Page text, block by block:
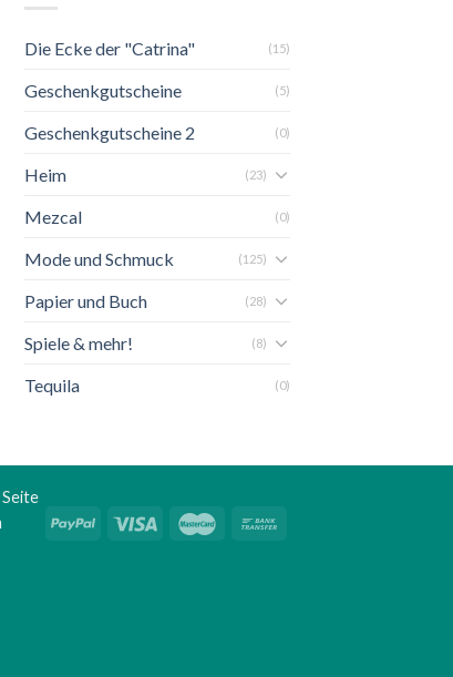
Die Ecke der "Catrina" (15)
Geschenkgutscheine (5)
Geschenkgutscheine 2 (0)
Heim (23)
Mezcal (0)
Mode und Schmuck (125)
Papier und Buch (28)
Spiele & mehr! (8)
Tequila (0)